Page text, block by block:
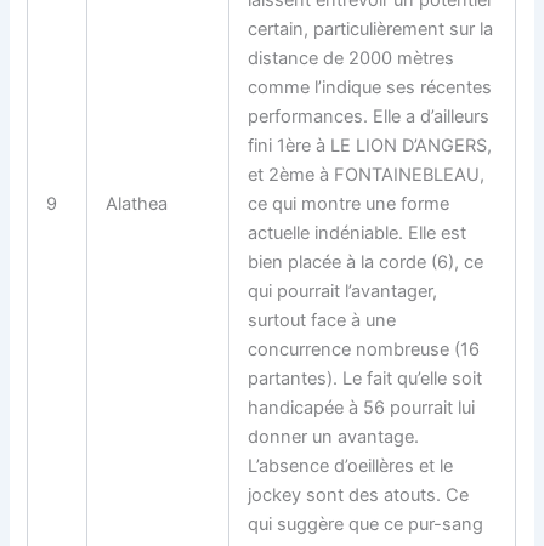
9 Alathea
certain, particulièrement sur la
distance de 2000 mètres
comme l’indique ses récentes
performances. Elle a d’ailleurs
fini 1ère à LE LION D’ANGERS,
et 2ème à FONTAINEBLEAU,
ce qui montre une forme
actuelle indéniable. Elle est
bien placée à la corde (6), ce
qui pourrait l’avantager,
surtout face à une
concurrence nombreuse (16
partantes). Le fait qu’elle soit
handicapée à 56 pourrait lui
donner un avantage.
L’absence d’oeillères et le
jockey sont des atouts. Ce
qui suggère que ce pur-sang